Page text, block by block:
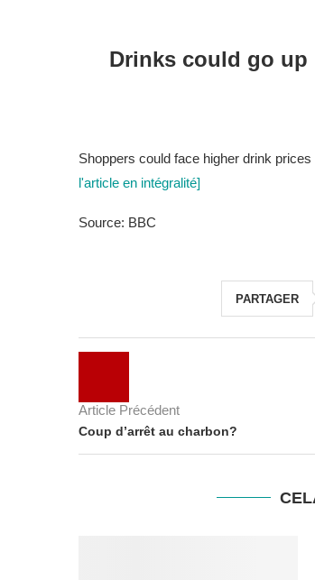
Drinks could go up
Shoppers could face higher drink
l'article en intégralité]
Source: BBC
PARTAGER
Article Précédent
Coup d’arrêt au charbon?